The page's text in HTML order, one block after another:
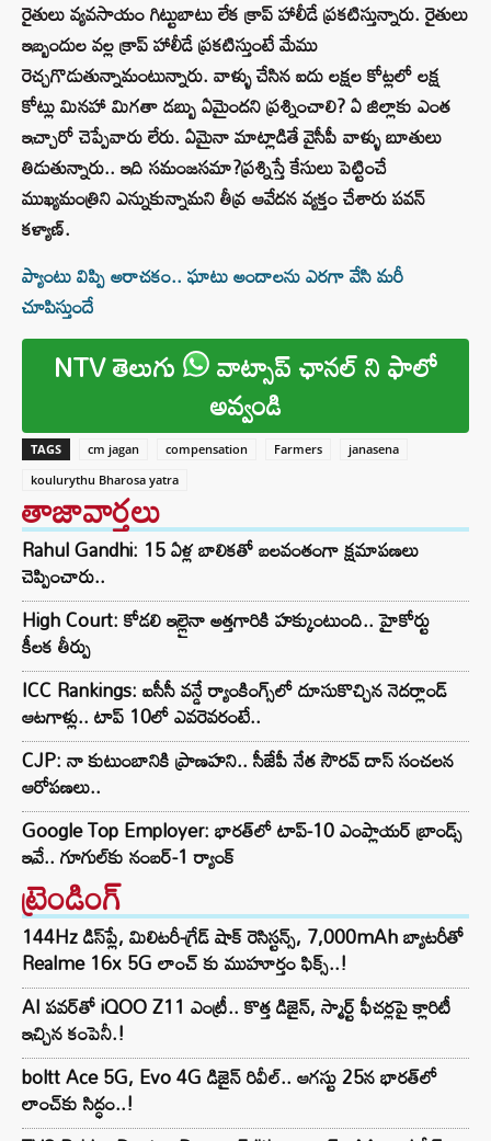
రైతులు వ్యవసాయం గిట్టుబాటు లేక క్రాప్ హాలీడే ప్రకటిస్తున్నారు. రైతులు
ఇబ్బందుల వల్ల క్రాప్ హాలీడే ప్రకటిస్తుంటే మేము
రెచ్చగొడుతున్నామంటున్నారు. వాళ్ళు చేసిన ఐదు లక్షల కోట్లలో లక్ష
కోట్లు మినహా మిగతా డబ్బు ఏమైందని ప్రశ్నించాలి? ఏ జిల్లాకు ఎంత
ఇచ్చారో చెప్పేవారు లేరు. ఏమైనా మాట్లాడితే వైసీపీ వాళ్ళు బూతులు
తిడుతున్నారు.. ఇది సమంజసమా?ప్రశ్నిస్తే కేసులు పెట్టించే
ముఖ్యమంత్రిని ఎన్నుకున్నామని తీవ్ర ఆవేదన వ్యక్తం చేశారు పవన్
కళ్యాణ్.
ప్యాంటు విప్పి అరాచకం.. ఘాటు అందాలను ఎరగా వేసి మరీ
చూపిస్తుందే
NTV తెలుగు వాట్సాప్ ఛానల్ ని ఫాలో
అవ్వండి
TAGS cm jagan compensation Farmers
janasena
koulurythu Bharosa yatra
తాజావార్తలు
Rahul Gandhi: 15 ఏళ్ల బాలికతో బలవంతంగా క్షమాపణలు
చెప్పించారు..
High Court: కోడలి ఇల్లైనా అత్తగారికి హక్కుంటుంది.. హైకోర్టు
కీలక తీర్పు
ICC Rankings: ఐసీసీ వన్డే ర్యాంకింగ్స్‌లో దూసుకొచ్చిన నెదర్లాండ్
ఆటగాళ్లు.. టాప్ 10లో ఎవరెవరంటే..
CJP: నా కుటుంబానికి ప్రాణహని.. సీజేపీ నేత సౌరవ్ దాస్ సంచలన
ఆరోపణలు..
Google Top Employer: భారత్‌లో టాప్-10 ఎంప్లాయర్ బ్రాండ్స్
ఇవే.. గూగుల్‌కు నంబర్-1 ర్యాంక్
ట్రెండింగ్‌
144Hz డిస్‌ప్లే, మిలిటరీ-గ్రేడ్ షాక్ రెసిస్టన్స్, 7,000mAh బ్యాటరీతో
Realme 16x 5G లాంచ్ కు ముహూర్తం ఫిక్స్..!
AI పవర్‌తో iQOO Z11 ఎంట్రీ.. కొత్త డిజైన్, స్మార్ట్ ఫీచర్లపై క్లారిటీ
ఇచ్చిన కంపెనీ.!
boltt Ace 5G, Evo 4G డిజైన్ రివీల్.. ఆగస్టు 25న భారత్‌లో
లాంచ్‌కు సిద్ధం..!